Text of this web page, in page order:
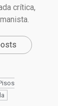
crítica,